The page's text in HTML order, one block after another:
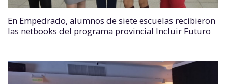
En Empedrado, alumnos de siete escuelas recibieron
las netbooks del programa provincial Incluir Futuro